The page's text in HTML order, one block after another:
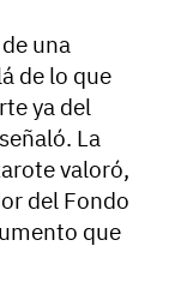
una
de lo que
ya del
La
valoró,
del Fondo
que